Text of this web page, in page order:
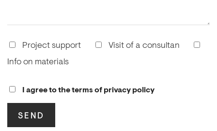
Project support
Visit of a consultan
Info on materials
I agree to the terms of privacy policy